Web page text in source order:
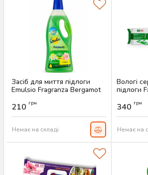
Засіб для миття підлоги
Emulsio Fragranza Bergamot
Артикул:
210 грн
Немає на складі
Вологі
підлоги
340 грн
Немає на